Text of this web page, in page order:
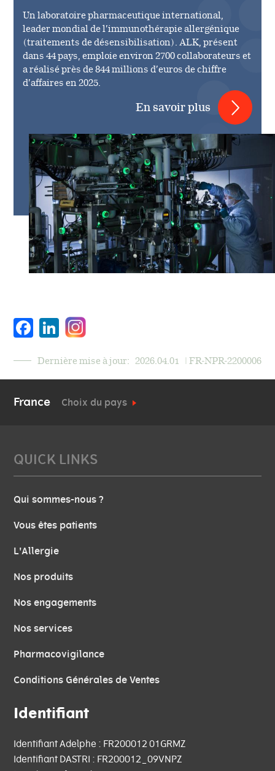
Un laboratoire pharmaceutique international,
leader mondial de l’immunothérapie allergénique
(traitements de désensibilisation). ALK, présent
dans 44 pays, emploie environ 2700 collaborateurs et
a réalisé près de 844 millions d’euros de chiffre
d’affaires en 2025.
En savoir plus
Facebook
LinkedIn
Dernière mise à jour: 2026.04.01 | FR-NPR-2200006
France Choix du pays
QUICK LINKS
Qui sommes-nous ?
Vous êtes patients
L'Allergie
Nos produits
Nos engagements
Nos services
Pharmacovigilance
Conditions Générales de Ventes
Identifiant
Identifiant Adelphe : FR200012 01GRMZ
Identifiant DASTRI : FR200012_09VNPZ